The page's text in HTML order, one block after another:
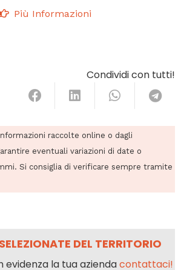
Più Informazioni
Condividi con tutti!
raccolte online o dagli
eventuali variazioni di date o
Si consiglia di verificare sempre tramite
DEL TERRITORIO
evidenza la tua aziendacontattaci!